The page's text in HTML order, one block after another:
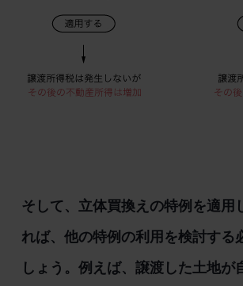
そして、立体買換えの特例を適用
れば、他の特例の利用を検討する
しょう。例えば、譲渡した土地が